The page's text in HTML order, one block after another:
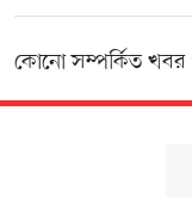
কোনো সম্পর্কিত খবর